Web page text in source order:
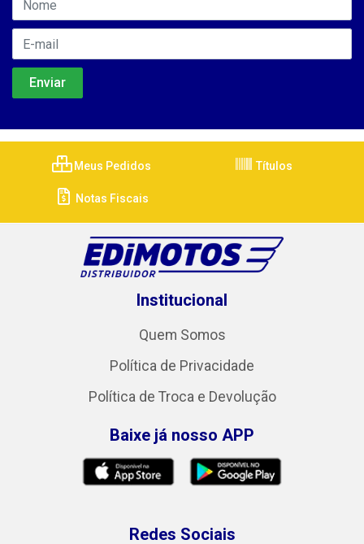
Meus Pedidos Títulos
Notas Fiscais
Institucional
Quem Somos
Política de Privacidade
Política de Troca e Devolução
Baixe já nosso APP
Redes Sociais